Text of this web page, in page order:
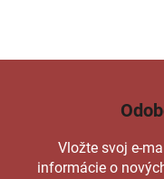
Vložte svoj e-
informácie o